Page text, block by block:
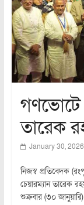
গণভোটে
তারেক
January 30, 2026
নিজস্ব প্রতিবেদক
চেয়ারম্যান তারেক
শুক্রবার (৩০ জানুয়ারি)